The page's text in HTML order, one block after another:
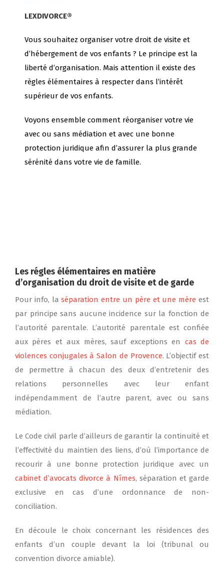
LEXDIVORCE®
Vous souhaitez organiser votre droit de visite et
d’hébergement de vos enfants ? Le principe est la
liberté d’organisation. Mais attention il existe des
règles élémentaires à respecter dans l’intérêt
supérieur de vos enfants.
Voyons ensemble comment réorganiser votre vie
avec ou sans médiation et avec une bonne
protection juridique afin d’assurer la plus grande
sérénité dans votre vie de famille.
Les régles élémentaires en matière
d’organisation du droit de visite et de garde
Pour info, laséparation entre un père et une mère est
par principe sans aucune incidence sur la fonction de
l’autorité parentale. L’autorité parentale est confiée
aux pères et aux mères, sauf exceptions en cas de
violences conjugales à Salon de Provence. L’objectif est
de permettre à chacun des deux d’entretenir des
relations personnelles avec leur enfant
indépendamment de l’autre parent, avec ou sans
médiation.
Le Code civil parle d’ailleurs de garantir la continuité et
l’effectivité du maintien des liens, d’où l’importance de
recourir à une bonne protection juridique avec un
cabinet d’avocats divorce à Nîmes, séparation et garde
exclusive en cas d’une ordonnance de non-
conciliation.
En découle le choix concernant les résidences des
enfants d’un couple devant la loi (tribunal ou
convention divorce amiable).